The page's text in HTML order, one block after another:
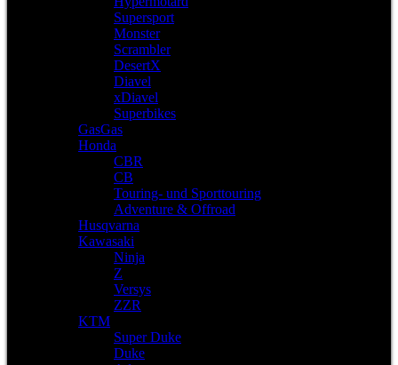
Supersport
Monster
Scrambler
DesertX
Diavel
xDiavel
Superbikes
GasGas
Honda
CBR
CB
Touring- und Sporttouring
Adventure & Offroad
Husqvarna
Kawasaki
Ninja
Z
Versys
ZZR
KTM
Super Duke
Duke